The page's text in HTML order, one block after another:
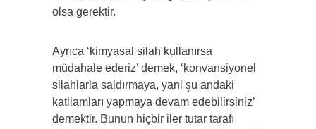
olsa gerektir.
Ayrıca ‘kimyasal silah kullanırsa
müdahale ederiz’ demek, ‘konvansiyonel
silahlarla saldırmaya, yani şu andaki
katliamları yapmaya devam edebilirsiniz’
demektir. Bunun hiçbir iler tutar tarafı